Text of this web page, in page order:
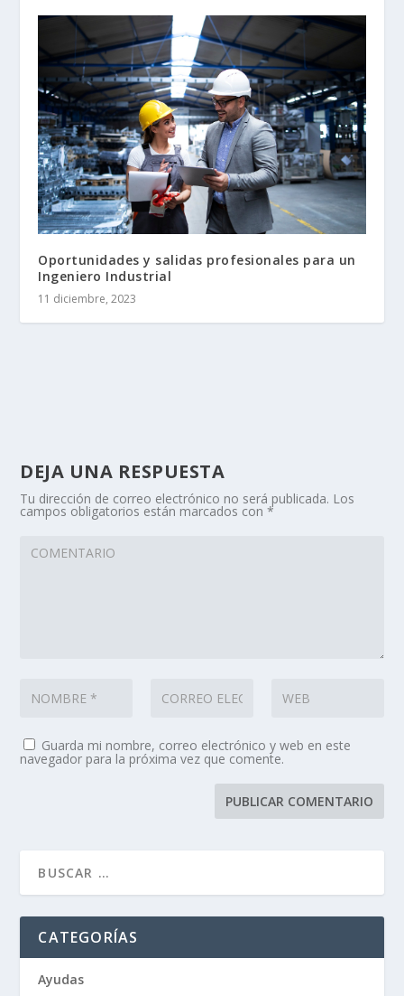
Oportunidades y salidas profesionales para un
Ingeniero Industrial
11 diciembre, 2023
DEJA UNA RESPUESTA
Tu dirección de correo electrónico no será publicada. Los
campos obligatorios están marcados con*
Guarda mi nombre, correo electrónico y web en este
navegador para la próxima vez que comente.
CATEGORÍAS
Ayudas